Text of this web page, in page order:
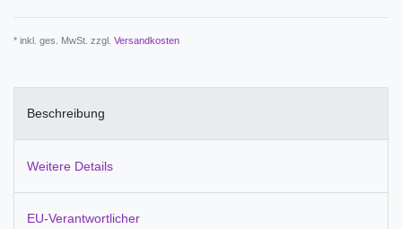
* inkl. ges. MwSt. zzgl. Versandkosten
Beschreibung
Weitere Details
EU-Verantwortlicher